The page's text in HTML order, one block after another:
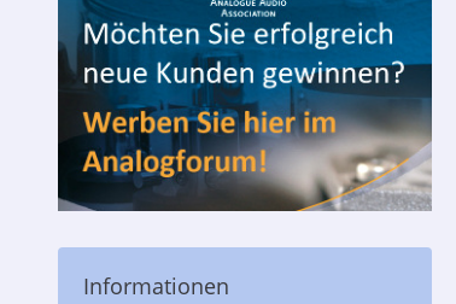
Informationen